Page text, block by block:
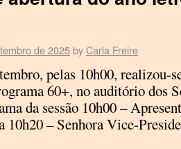
de 2025byCarla Freire
pelas 10h00, realizou-
60+, no auditório dos
da sessão 10h00 –
10h20 – Senhora Vice-